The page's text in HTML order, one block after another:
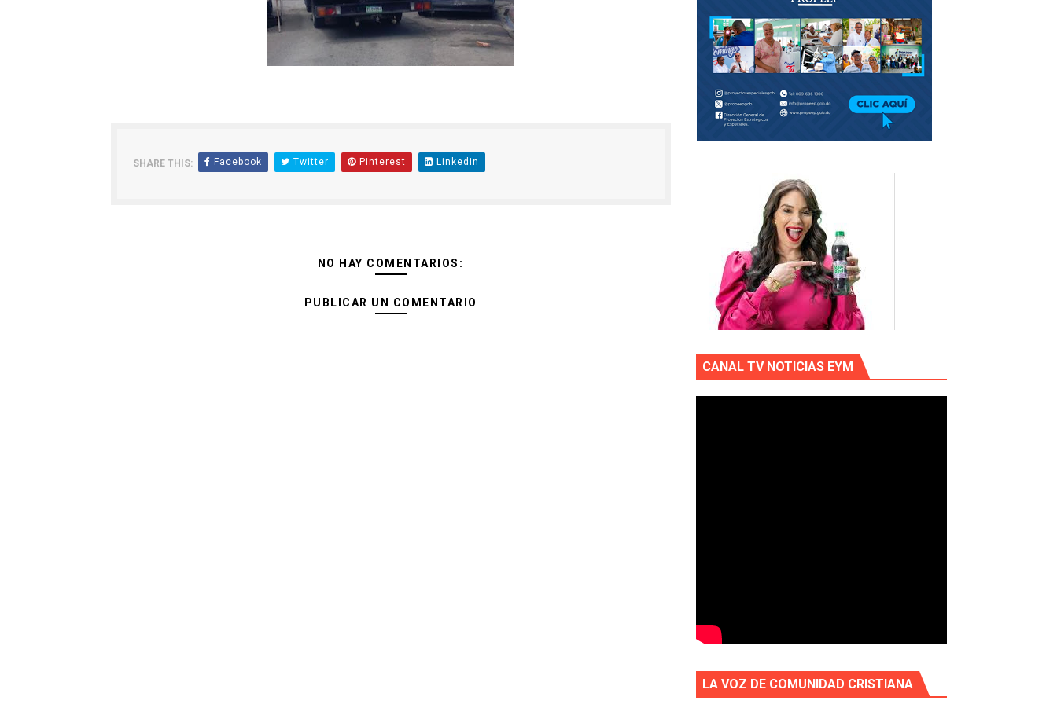
SHARE THIS: Facebook Twitter Pinterest Linkedin
NO HAY COMENTARIOS:
PUBLICAR UN COMENTARIO
CANAL TV NOTICIAS EYM
LA VOZ DE COMUNIDAD CRISTIANA